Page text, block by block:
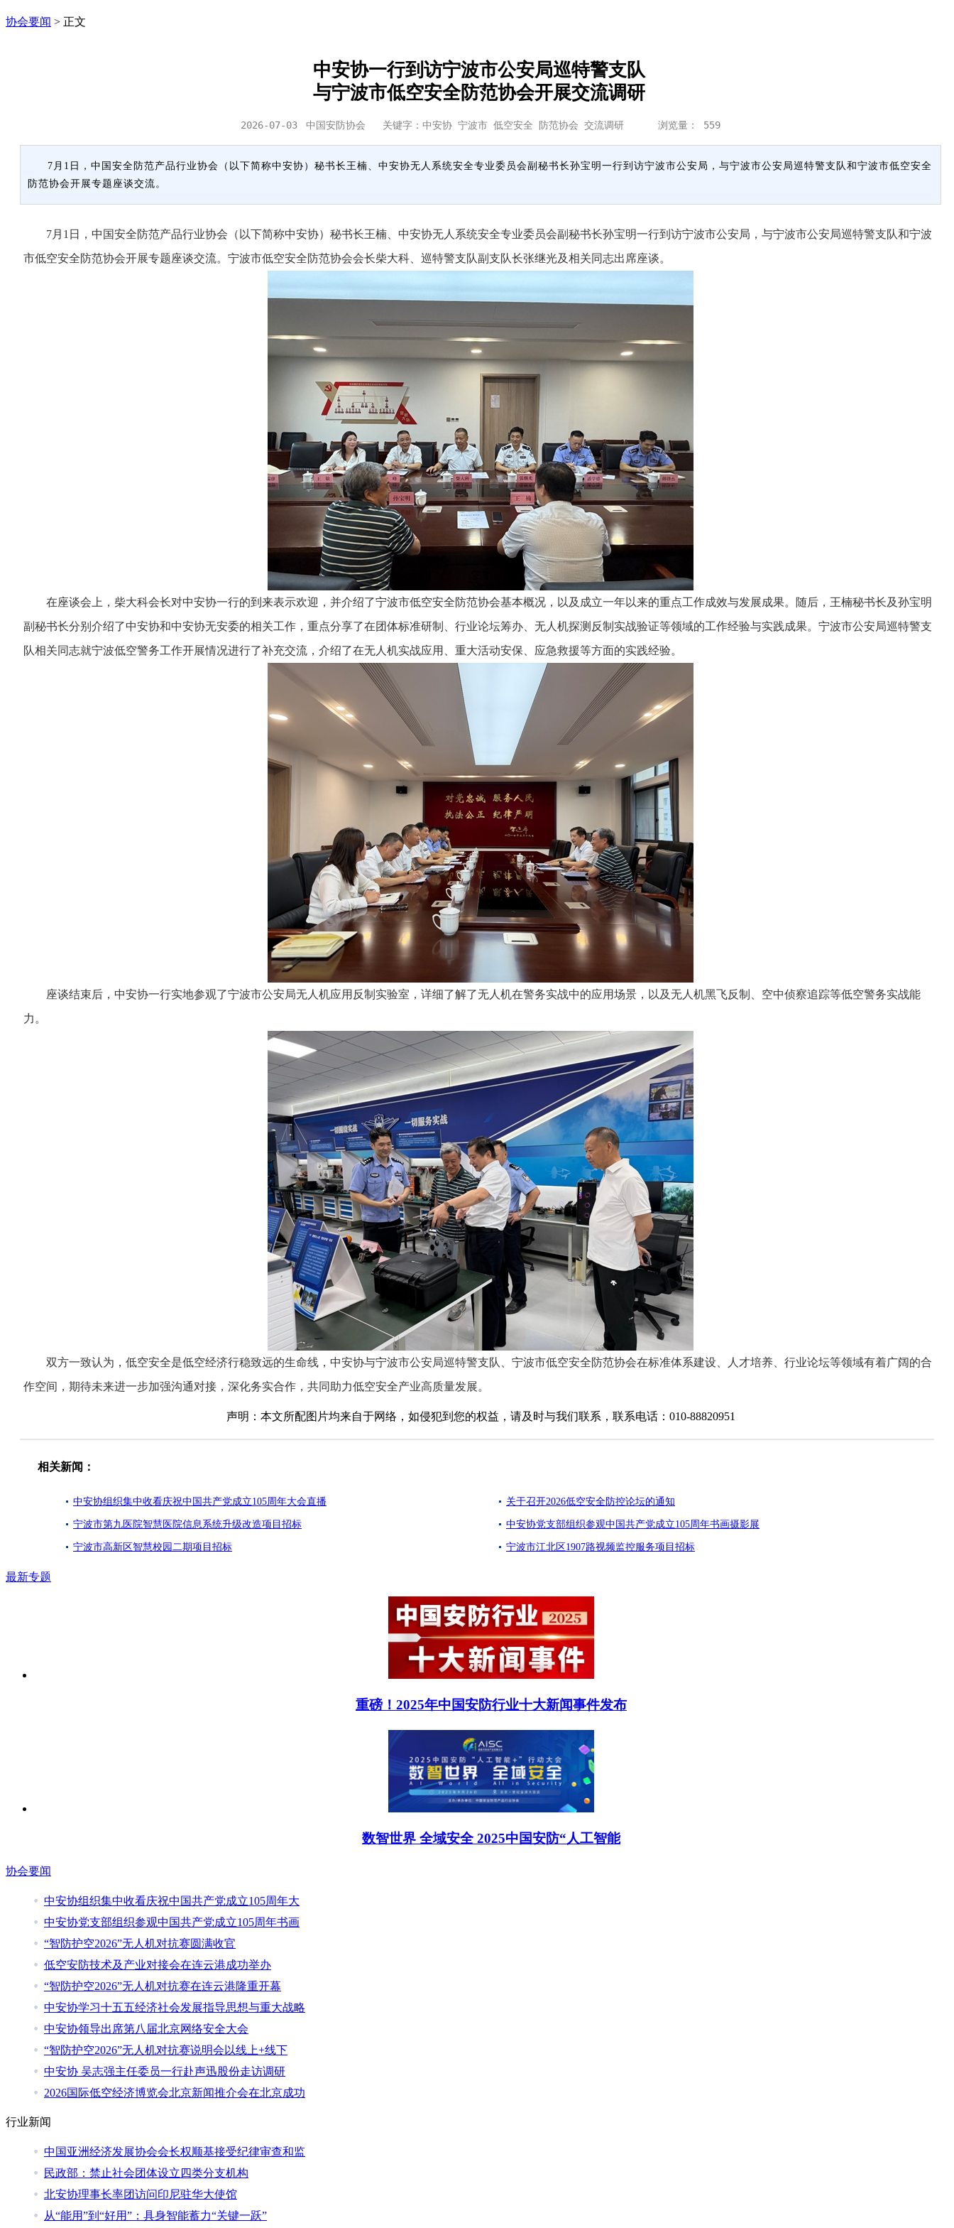
协会要闻 > 正文
中安协一行到访宁波市公安局巡特警支队
与宁波市低空安全防范协会开展交流调研
2026-07-03 中国安防协会 关键字：中安协 宁波市 低空安全 防范协会 交流调研 浏览量： 559
7月1日，中国安全防范产品行业协会（以下简称中安协）秘书长王楠、中安协无人系统安全专业委员会副秘书长孙宝明一行到访宁波市公安局，与宁波市公安局巡特警支队和宁波市低空安全
防范协会开展专题座谈交流。
7月1日，中国安全防范产品行业协会（以下简称中安协）秘书长王楠、中安协无人系统安全专业委员会副秘书长孙宝明一行到访宁波市公安局，与宁波市公安局巡特警支队和宁波
市低空安全防范协会开展专题座谈交流。宁波市低空安全防范协会会长柴大科、巡特警支队副支队长张继光及相关同志出席座谈。
在座谈会上，柴大科会长对中安协一行的到来表示欢迎，并介绍了宁波市低空安全防范协会基本概况，以及成立一年以来的重点工作成效与发展成果。随后，王楠秘书长及孙宝明
副秘书长分别介绍了中安协和中安协无安委的相关工作，重点分享了在团体标准研制、行业论坛筹办、无人机探测反制实战验证等领域的工作经验与实践成果。宁波市公安局巡特警支
队相关同志就宁波低空警务工作开展情况进行了补充交流，介绍了在无人机实战应用、重大活动安保、应急救援等方面的实践经验。
座谈结束后，中安协一行实地参观了宁波市公安局无人机应用反制实验室，详细了解了无人机在警务实战中的应用场景，以及无人机黑飞反制、空中侦察追踪等低空警务实战能
力。
双方一致认为，低空安全是低空经济行稳致远的生命线，中安协与宁波市公安局巡特警支队、宁波市低空安全防范协会在标准体系建设、人才培养、行业论坛等领域有着广阔的合
作空间，期待未来进一步加强沟通对接，深化务实合作，共同助力低空安全产业高质量发展。
声明：本文所配图片均来自于网络，如侵犯到您的权益，请及时与我们联系，联系电话：010-88820951
相关新闻：
中安协组织集中收看庆祝中国共产党成立105周年大会直播 关于召开2026低空安全防控论坛的通知
宁波市第九医院智慧医院信息系统升级改造项目招标 中安协党支部组织参观中国共产党成立105周年书画摄影展
宁波市高新区智慧校园二期项目招标 宁波市江北区1907路视频监控服务项目招标
最新专题
重磅！2025年中国安防行业十大新闻事件发布
数智世界 全域安全 2025中国安防“人工智能
协会要闻
中安协组织集中收看庆祝中国共产党成立105周年大
中安协党支部组织参观中国共产党成立105周年书画
“智防护空2026”无人机对抗赛圆满收官
低空安防技术及产业对接会在连云港成功举办
“智防护空2026”无人机对抗赛在连云港隆重开幕
中安协学习十五五经济社会发展指导思想与重大战略
中安协领导出席第八届北京网络安全大会
“智防护空2026”无人机对抗赛说明会以线上+线下
中安协 吴志强主任委员一行赴声迅股份走访调研
2026国际低空经济博览会北京新闻推介会在北京成功
行业新闻
中国亚洲经济发展协会会长权顺基接受纪律审查和监
民政部：禁止社会团体设立四类分支机构
北安协理事长率团访问印尼驻华大使馆
从“能用”到“好用”：具身智能蓄力“关键一跃”